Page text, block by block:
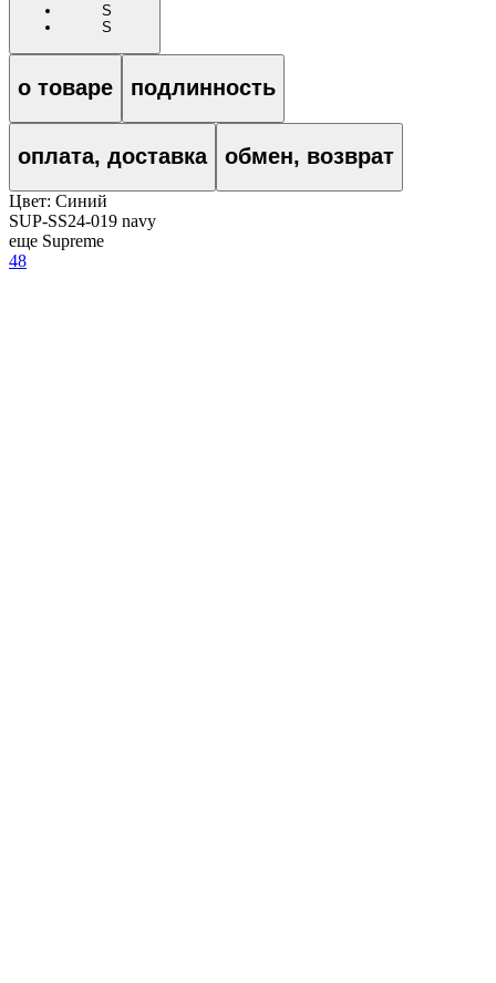
S
S
о товаре подлинность
оплата, доставка обмен, возврат
Цвет: Синий
SUP-SS24-019 navy
еще Supreme
48